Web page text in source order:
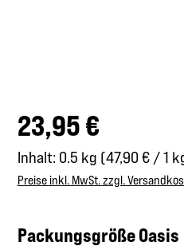
Regulärer Preis:
23,95 €
Inhalt: 0.5 kg (47,90 € / 1
Preise inkl. MwSt. zzgl.
Packungsgröße Oasis